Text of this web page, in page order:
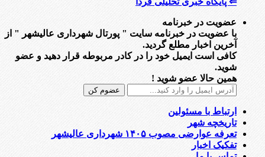
عضویت در خبرنامه
با عضویت در خبرنامه سایت " پورتال شهرداری عالیشهر " از
آخرین اخبار مطلع گردید.
کافی است ایمیل خود را در کادر مربوطه قرار دهید و عضو
شوید.
همین حالا عضو شوید !
ارتباط با مسئولین
تاریخچه شهر
تعرفه عوارضی مصوب ۱۴۰۵ شهرداری عالیشهر
تفکیک اخبار